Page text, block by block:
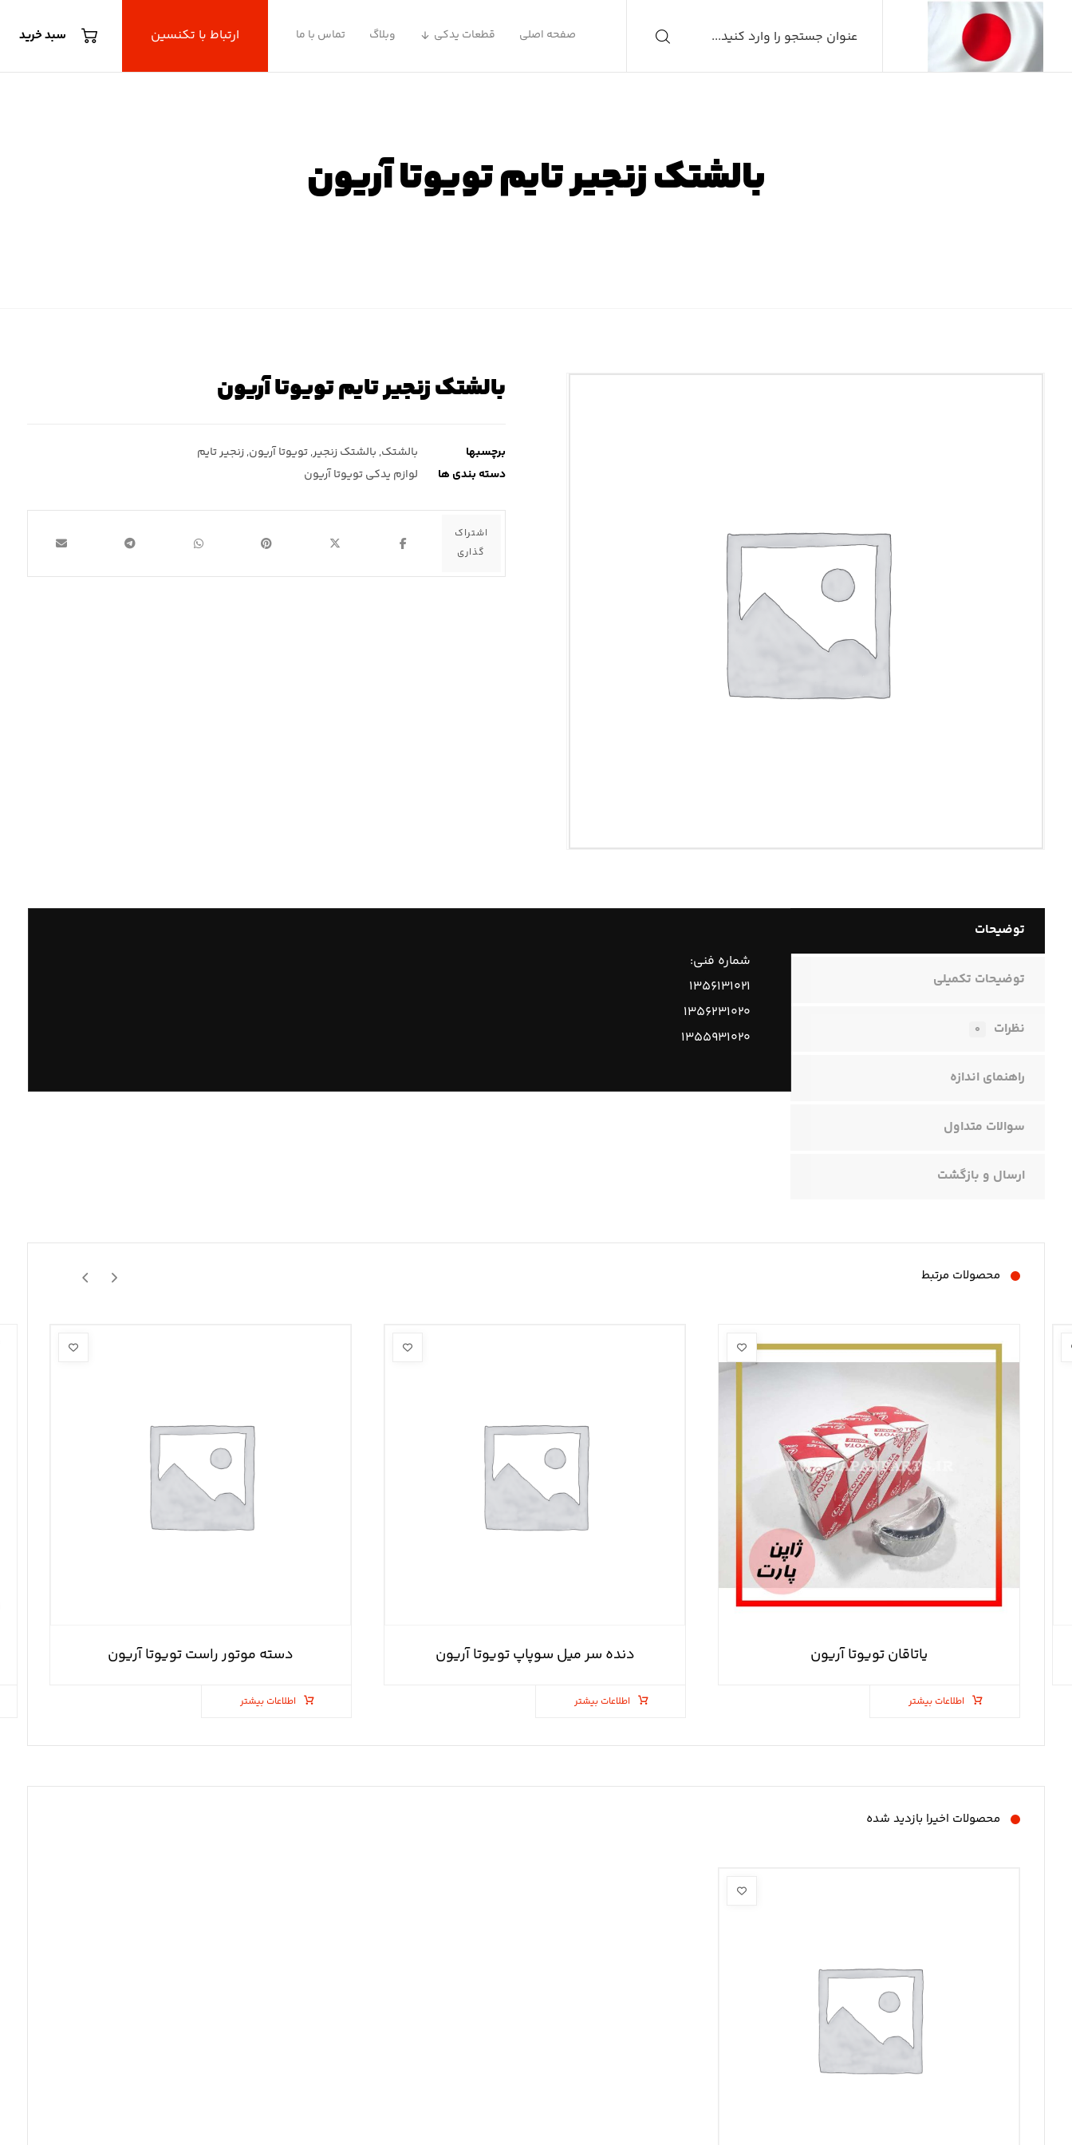
سبد خرید ارتباط با تکنسین صفحه اصلی قطعات یدکی وبلاگ تماس با ما
بالشتک زنجیر تایم تویوتا آریون
بالشتک زنجیر تایم تویوتا آریون
برچسبها بالشتک, بالشتک زنجیر,تویوتا آریون,زنجیر تایم
دسته بندی ها
لوازم یدکی تویوتا آریون
توضیحات
توضیحات تکمیلی
نظرات ۰
راهنمای اندازه
سوالات متداول
ارسال و بازگشت
شماره فنی:
۱۳۵۶۱۳۱۰۲۱
۱۳۵۶۲۳۱۰۲۰
۱۳۵۵۹۳۱۰۲۰
محصولات مرتبط
یاتاقان تویوتا آریون
اطلاعات بیشتر
دنده سر میل سوپاپ تویوتا آریون
اطلاعات بیشتر
دسته موتور راست تویوتا آریون
اطلاعات بیشتر
محصولات اخیرا بازدید شده